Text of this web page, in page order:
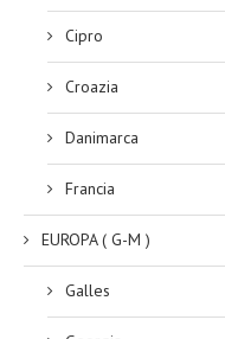
Cipro
Croazia
Danimarca
Francia
EUROPA ( G-M )
Galles